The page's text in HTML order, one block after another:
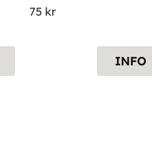
75 kr
INFO